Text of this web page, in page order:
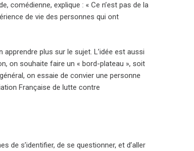
comédienne, explique : « Ce n’est pas de la
de vie des personnes qui ont
plus sur le sujet. L’idée est aussi
on souhaite faire un « bord-plateau », soit
on essaie de convier une personne
Française de lutte contre
de s’identifier, de se questionner, et d’aller